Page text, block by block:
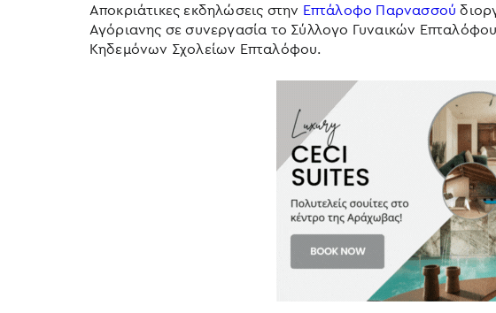
Αποκριάτικες εκδηλώσεις στην Επτάλοφο Παρνασσού
Αγόριανης σε συνεργασία το Σύλλογο Γυναικών
Κηδεμόνων Σχολείων Επταλόφου.